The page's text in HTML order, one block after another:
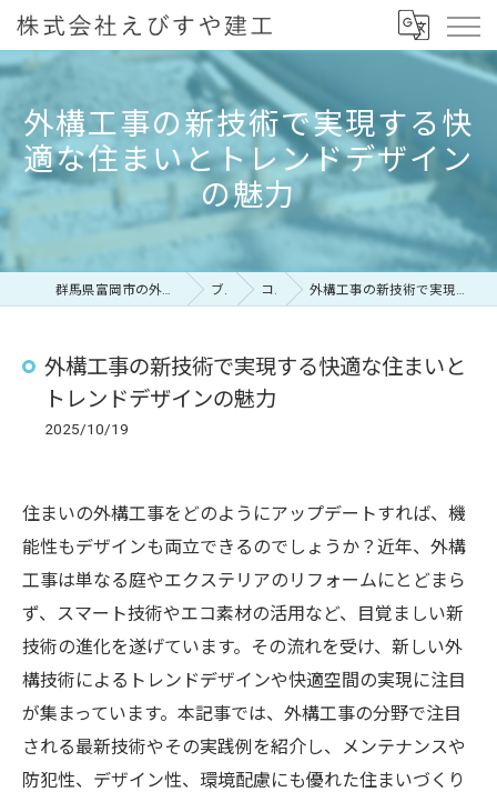
外構工事の新技術で実現する快
適な住まいとトレンドデザイン
の魅力
群馬県富岡市の外構工事なら株式会社えびすや建工 ブログ コラム 外構工事の新技術で実現する快適な住まいとトレンドデザインの魅力
外構工事の新技術で実現する快適な住まいと
トレンドデザインの魅力
2025/10/19
住まいの外構工事をどのようにアップデートすれば、機
能性もデザインも両立できるのでしょうか？近年、外構
工事は単なる庭やエクステリアのリフォームにとどまら
ず、スマート技術やエコ素材の活用など、目覚ましい新
技術の進化を遂げています。その流れを受け、新しい外
構技術によるトレンドデザインや快適空間の実現に注目
が集まっています。本記事では、外構工事の分野で注目
される最新技術やその実践例を紹介し、メンテナンスや
防犯性、デザイン性、環境配慮にも優れた住まいづくり